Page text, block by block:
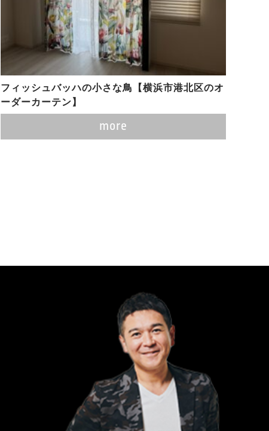
フィッシュバッハの小さな鳥【横浜市港北区のオ
ーダーカーテン】
more